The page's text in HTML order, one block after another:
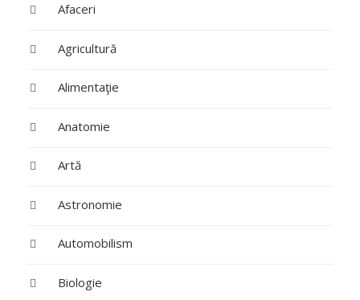
Afaceri
Agricultură
Alimentaţie
Anatomie
Artă
Astronomie
Automobilism
Biologie